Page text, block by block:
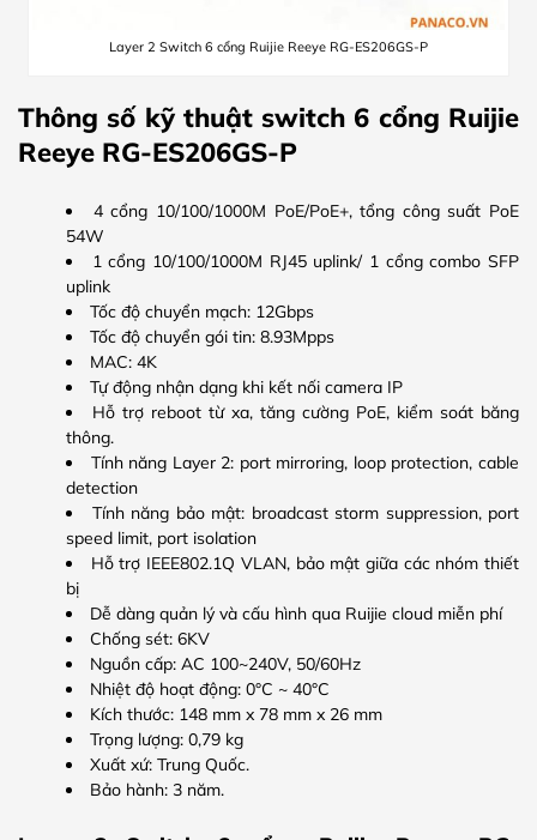
Layer 2 Switch 6 cổng Ruijie Reeye RG-ES206GS-P
Thông số kỹ thuật switch 6 cổng Ruijie
Reeye RG-ES206GS-P
4 cổng 10/100/1000M PoE/PoE+, tổng công suất PoE
54W
1 cổng 10/100/1000M RJ45 uplink/ 1 cổng combo SFP
uplink
Tốc độ chuyển mạch: 12Gbps
Tốc độ chuyển gói tin: 8.93Mpps
MAC: 4K
Tự động nhận dạng khi kết nối camera IP
Hỗ trợ reboot từ xa, tăng cường PoE, kiểm soát băng
thông.
Tính năng Layer 2: port mirroring, loop protection, cable
detection
Tính năng bảo mật: broadcast storm suppression, port
speed limit, port isolation
Hỗ trợ IEEE802.1Q VLAN, bảo mật giữa các nhóm thiết
bị
Dễ dàng quản lý và cấu hình qua Ruijie cloud miễn phí
Chống sét: 6KV
Nguồn cấp: AC 100~240V, 50/60Hz
Nhiệt độ hoạt động: 0°C ~ 40°C
Kích thước: 148 mm x 78 mm x 26 mm
Trọng lượng: 0,79 kg
Xuất xứ: Trung Quốc.
Bảo hành: 3 năm.